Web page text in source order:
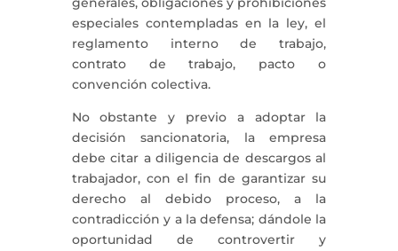
especiales contempladas en la ley, el
reglamento interno de trabajo,
contrato de trabajo, pacto o
convención colectiva.
No obstante y previo a adoptar la
decisión sancionatoria, la empresa
debe citar a diligencia de descargos al
trabajador, con el fin de garantizar su
derecho al debido proceso, a la
contradicción y a la defensa; dándole la
oportunidad de controvertir y